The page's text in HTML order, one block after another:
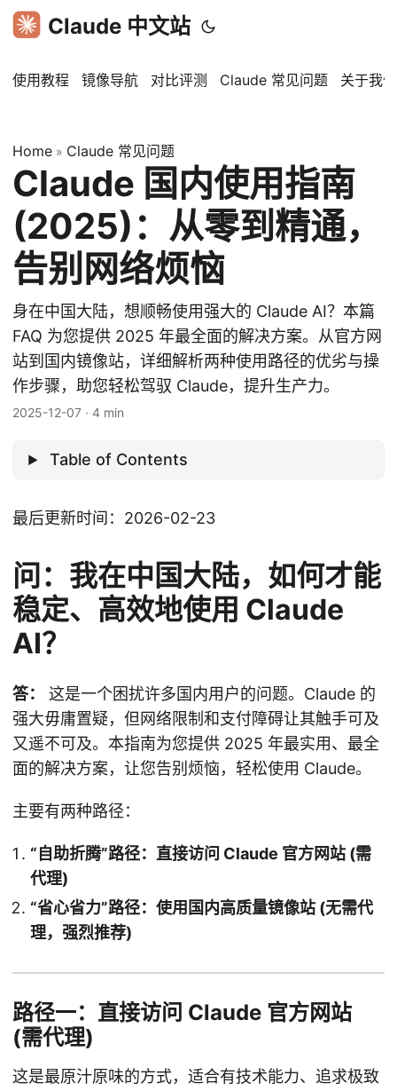
Claude 中文站
使用教程 镜像导航 对比评测 Claude 常见问题 关于我们
Home » Claude 常见问题
Claude 国内使用指南
(2025)：从零到精通，
告别网络烦恼
身在中国大陆，想顺畅使用强大的 Claude AI？本篇
FAQ 为您提供 2025 年最全面的解决方案。从官方网
站到国内镜像站，详细解析两种使用路径的优劣与操
作步骤，助您轻松驾驭 Claude，提升生产力。
2025-12-07 · 4 min
Table of Contents
最后更新时间：2026-02-23
问：我在中国大陆，如何才能
稳定、高效地使用 Claude
AI？
答：
这是一个困扰许多国内用户的问题。Claude 的
强大毋庸置疑，但网络限制和支付障碍让其触手可及
又遥不可及。本指南为您提供 2025 年最实用、最全
面的解决方案，让您告别烦恼，轻松使用 Claude。
主要有两种路径：
“自助折腾”路径：直接访问 Claude 官方网站 (需
代理)
“省心省力”路径：使用国内高质量镜像站 (无需代
理，强烈推荐)
路径一：直接访问 Claude 官方网站
(需代理)
这是最原汁原味的方式，适合有技术能力、追求极致